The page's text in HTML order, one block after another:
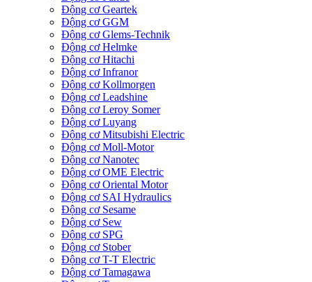
Động cơ Geartek
Động cơ GGM
Động cơ Glems-Technik
Động cơ Helmke
Động cơ Hitachi
Động cơ Infranor
Động cơ Kollmorgen
Động cơ Leadshine
Động cơ Leroy Somer
Động cơ Luyang
Động cơ Mitsubishi Electric
Động cơ Moll-Motor
Động cơ Nanotec
Động cơ OME Electric
Động cơ Oriental Motor
Động cơ SAI Hydraulics
Động cơ Sesame
Động cơ Sew
Động cơ SPG
Động cơ Stober
Động cơ T-T Electric
Động cơ Tamagawa